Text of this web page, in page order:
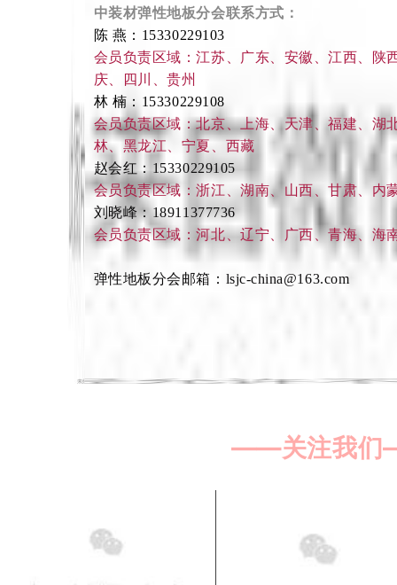
中装材弹性地板分会联系方式：
陈 燕：15330229103
会员负责区域：江苏、广东、安徽、江西、陕
庆、四川、贵州
林 楠：15330229108
会员负责区域：北京、上海、天津、福建、湖
林、黑龙江、宁夏、西藏
赵会红：15330229105
会员负责区域：浙江、湖南、山西、甘肃、内
刘晓峰：18911377736
会员负责区域：河北、辽宁、广西、青海、海
弹性地板分会邮箱：lsjc-china@163.com
——关注我